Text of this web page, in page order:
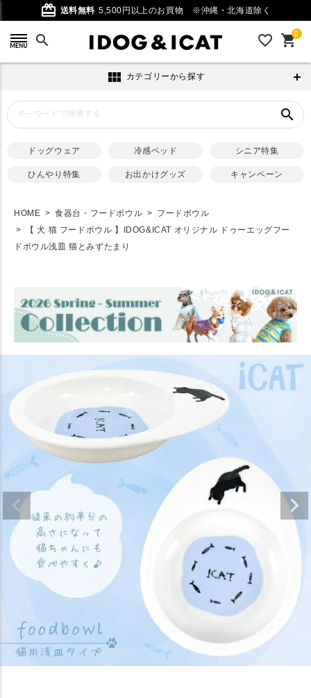
card_giftcard 送料無料 5,500円以上のお買物 ※沖縄・北海道除く
search favorite_outline 0
shopping_cart
view_module カテゴリーから探す
search
ドッグウェア 冷感ベッド シニア特集
ひんやり特集 お出かけグッズ キャンペーン
HOME 食器台・フードボウル
フードボウル
【 犬 猫 フードボウル 】IDOG&ICAT オリジナル ドゥーエッグフー
ドボウル浅皿 猫とみずたまり